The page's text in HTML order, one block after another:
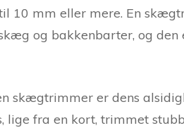
10 mm eller mere. En
og bakkenbarter, og den
skægtrimmer er dens
lige fra en kort, trimmet